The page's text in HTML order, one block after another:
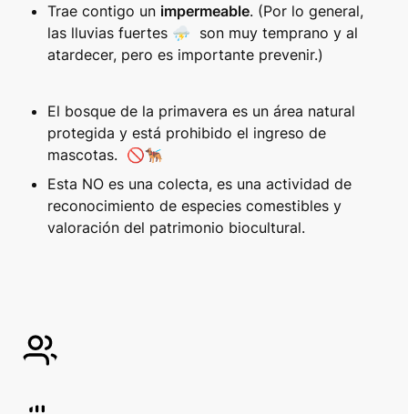
Trae contigo un impermeable. (Por lo general,
las lluvias fuertes ⛈️  son muy temprano y al
atardecer, pero es importante prevenir.)
El bosque de la primavera es un área natural
protegida y está prohibido el ingreso de
mascotas.  🚫🐕‍🦺
Esta NO es una colecta, es una actividad de
reconocimiento de especies comestibles y
valoración del patrimonio biocultural.